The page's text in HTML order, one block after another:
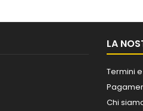
LA
Termini
Chi